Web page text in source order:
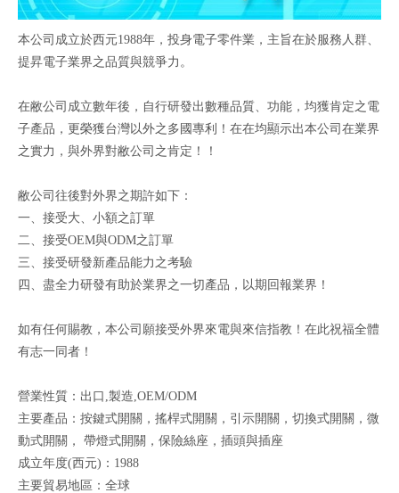
本公司成立於西元1988年，投身電子零件業，主旨在於服務人群、
提昇電子業界之品質與競爭力。
在敝公司成立數年後，自行研發出數種品質、功能，均獲肯定之電
子產品，更榮獲台灣以外之多國專利！在在均顯示出本公司在業界
之實力，與外界對敝公司之肯定！！
敝公司往後對外界之期許如下：
一、接受大、小額之訂單
二、接受OEM與ODM之訂單
三、接受研發新產品能力之考驗
四、盡全力研發有助於業界之一切產品，以期回報業界！
如有任何賜教，本公司願接受外界來電與來信指教！在此祝福全體
有志一同者！
營業性質：出口,製造,OEM/ODM
主要產品：按鍵式開關，搖桿式開關，引示開關，切換式開關，微
動式開關， 帶燈式開關，保險絲座，插頭與插座
成立年度(西元)：1988
主要貿易地區：全球